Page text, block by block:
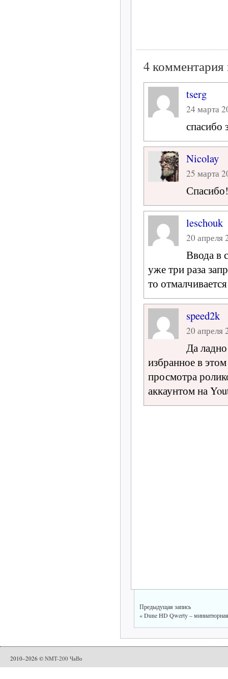
4 комментария
tserg
24 марта
спасибо
Nicolay
25 марта
Спасибо!
leschouk
20 апреля
Ввода в
уже три раза
то
speed2k
20 апреля
Да
избранное в
просмотра
аккаунтом на
Предыдущая запись
«Dune HD Qwerty – миниатюрная
2010–2026 © NMT-200 ЧаВо